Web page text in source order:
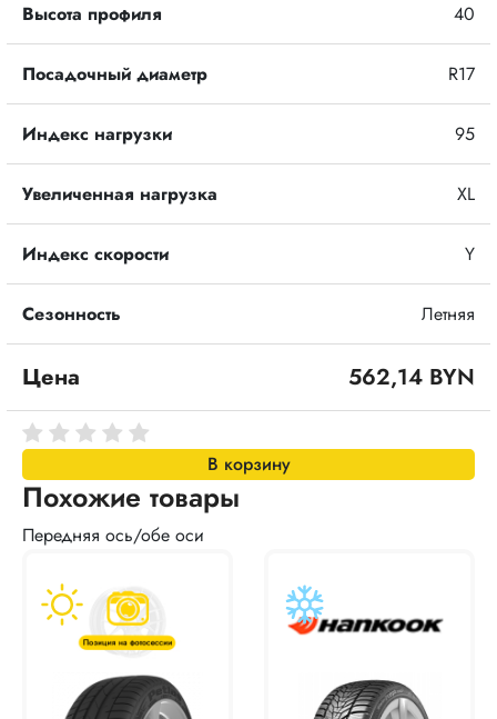
Высота профиля 40
Посадочный диаметр R17
Индекс нагрузки 95
Увеличенная нагрузка XL
Индекс скорости Y
Сезонность Летняя
Цена 562,14 BYN
В корзину
Похожие товары
Передняя ось/обе оси